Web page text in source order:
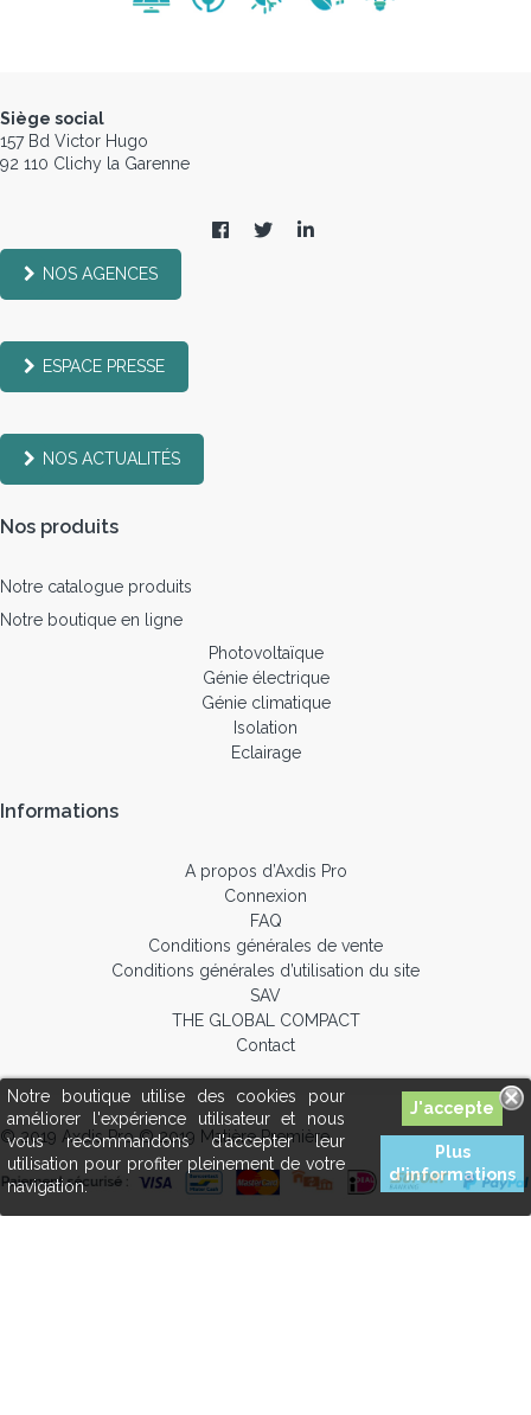
Notre boutique utilise des cookies pour
améliorer l'expérience utilisateur et nous
vous recommandons d'accepter leur
utilisation pour profiter pleinement de votre
navigation.
Plus
d'informations
Siège social
157 Bd Victor Hugo
92 110 Clichy la Garenne
NOS AGENCES
ESPACE PRESSE
NOS ACTUALITÉS
Nos produits
Notre catalogue produits
Notre boutique en ligne
Photovoltaïque
Génie électrique
Génie climatique
Isolation
Eclairage
Informations
A propos d’Axdis Pro
Connexion
FAQ
Conditions générales de vente
Conditions générales d’utilisation du site
SAV
THE GLOBAL COMPACT
Contact
© 2019 Axdis Pro © 2019 Matière Première